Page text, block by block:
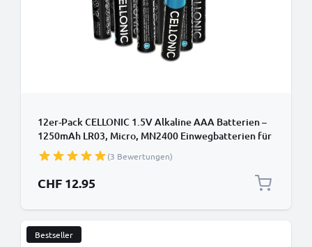
12er-Pack CELLONIC 1.5V Alkaline AAA Batterien –
1250mAh LR03, Micro, MN2400 Einwegbatterien für
Fernbedienungen, LED-Lichter, Spielzeug, kleine
Elektronik & mehr
(3 Bewertungen)
CHF 12.95
Bestseller